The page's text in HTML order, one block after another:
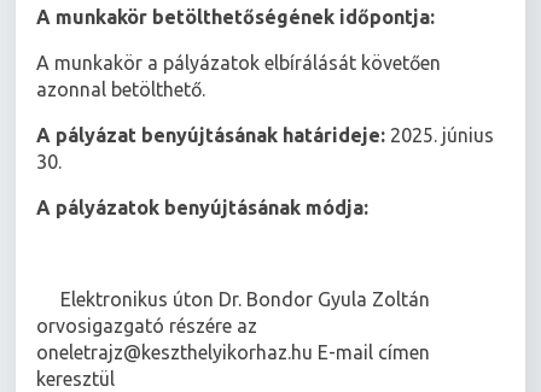
A munkakör betölthetőségének időpontja:
A munkakör a pályázatok elbírálását követően
azonnal betölthető.
A pályázat benyújtásának határideje: 2025. június
30.
A pályázatok benyújtásának módja:
 Elektronikus úton Dr. Bondor Gyula Zoltán
orvosigazgató részére az
oneletrajz@keszthelyikorhaz.hu E-mail címen
keresztül